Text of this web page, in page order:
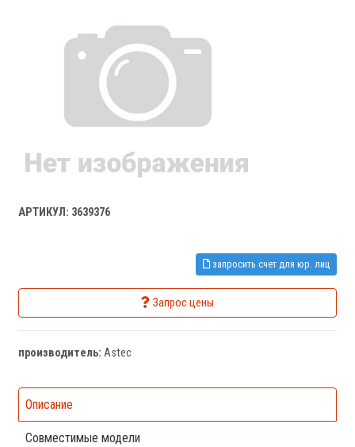
АРТИКУЛ: 3639376
запросить счет для юр. лиц
Запрос цены
производитель: Astec
Описание
Совместимые модели